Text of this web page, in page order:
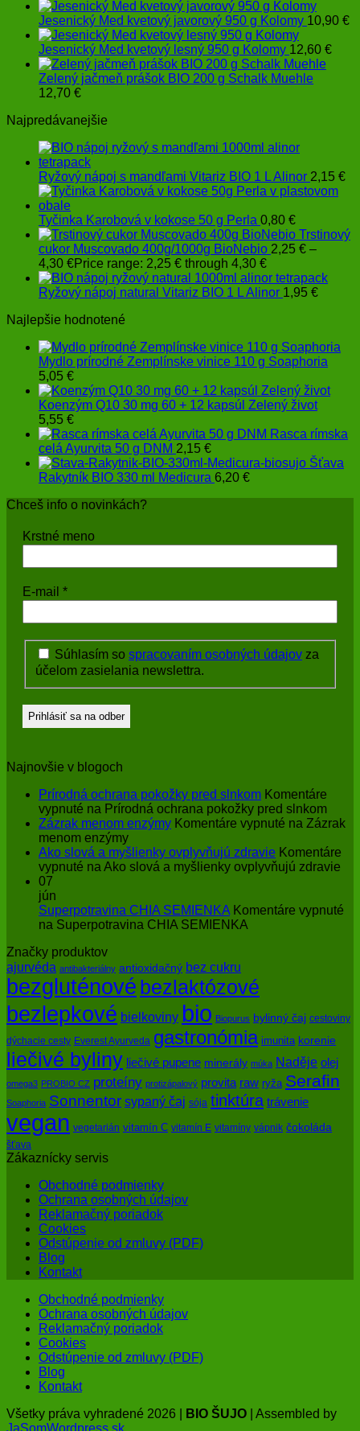
Jesenický Med kvetový javorový 950 g Kolomy 10,90 €
Jesenický Med kvetový lesný 950 g Kolomy 12,60 €
Zelený jačmeň prášok BIO 200 g Schalk Muehle
12,70 €
Najpredávanejšie
Ryžový nápoj s mandľami Vitariz BIO 1 L Alinor 2,15 €
Tyčinka Karobová v kokose 50 g Perla 0,80 €
Trstinový
cukor Muscovado 400g/1000g BioNebio 2,25 € –
4,30 €Price range: 2,25 € through 4,30 €
Ryžový nápoj natural Vitariz BIO 1 L Alinor 1,95 €
Najlepšie hodnotené
Mydlo prírodné Zemplínske vinice 110 g Soaphoria
5,05 €
Koenzým Q10 30 mg 60 + 12 kapsúl Zelený život
5,55 €
Rasca rímska
celá Ayurvita 50 g DNM 2,15 €
Šťava
Rakytník BIO 330 ml Medicura 6,20 €
Chceš info o novinkách?
Krstné meno
E-mail *
Súhlasím so spracovaním osobných údajov za
účelom zasielania newslettra.
Najnovšie v blogoch
Prírodná ochrana pokožky pred slnkom Komentáre
vypnuté na Prírodná ochrana pokožky pred slnkom
Zázrak menom enzýmy Komentáre vypnuté na Zázrak
menom enzýmy
Ako slová a myšlienky ovplyvňujú zdravie Komentáre
vypnuté na Ako slová a myšlienky ovplyvňujú zdravie
07
jún
Superpotravina CHIA SEMIENKA Komentáre vypnuté
na Superpotravina CHIA SEMIENKA
Značky produktov
ajurvéda antibakteriálny antioxidačný bez cukru
bezgluténové bezlaktózové
bezlepkové bielkoviny bio Biopurus bylinný čaj cestoviny
dýchacie cesty Everest Ayurveda gastronómia imunita korenie
liečivé byliny liečivé pupene minerály múka Naděje olej
omega3 PROBIO CZ proteíny protizápalový provita raw ryža Serafin
Soaphoria Sonnentor sypaný čaj sója tinktúra trávenie
vegan vegetarián vitamín C vitamín E vitamíny vápnik čokoláda
šťava
Zákaznícky servis
Obchodné podmienky
Ochrana osobných údajov
Reklamačný poriadok
Cookies
Odstúpenie od zmluvy (PDF)
Blog
Kontakt
Obchodné podmienky
Ochrana osobných údajov
Reklamačný poriadok
Cookies
Odstúpenie od zmluvy (PDF)
Blog
Kontakt
Všetky práva vyhradené 2026 |
BIO ŠUJO | Assembled by
JaSomWordpress.sk